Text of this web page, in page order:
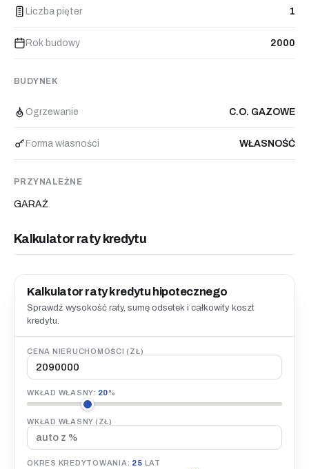
Liczba pięter 1
Rok budowy 2000
BUDYNEK
Ogrzewanie C.O. GAZOWE
Forma własności WŁASNOŚĆ
PRZYNALEŻNE
GARAŻ
Kalkulator raty kredytu
Kalkulator raty kredytu hipotecznego
Sprawdź wysokość raty, sumę odsetek i całkowity koszt
kredytu.
CENA NIERUCHOMOŚCI (ZŁ)
WKŁAD WŁASNY: 20%
WKŁAD WŁASNY (ZŁ)
OKRES KREDYTOWANIA: 25 LAT